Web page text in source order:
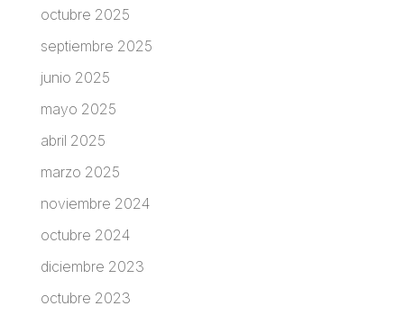
octubre 2025
septiembre 2025
junio 2025
mayo 2025
abril 2025
marzo 2025
noviembre 2024
octubre 2024
diciembre 2023
octubre 2023